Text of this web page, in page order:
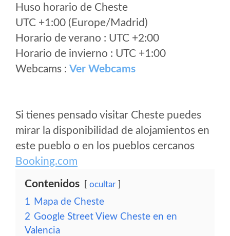
Huso horario de Cheste
UTC +1:00 (Europe/Madrid)
Horario de verano : UTC +2:00
Horario de invierno : UTC +1:00
Webcams : Ver Webcams
Si tienes pensado visitar Cheste puedes
mirar la disponibilidad de alojamientos en
este pueblo o en los pueblos cercanos
Booking.com
Contenidos ocultar
1 Mapa de Cheste
2 Google Street View Cheste en en
Valencia